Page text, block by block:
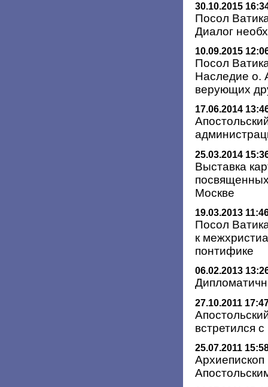
30.10.2015
Посол
Диалог
10.09.2015
Посол
Наследие о.
верующих
17.06.2014
25.03.2014
Выставка
Москве
19.03.2013
Посол
к
понтифике
06.02.2013
27.10.2011
встретился
25.07.2011